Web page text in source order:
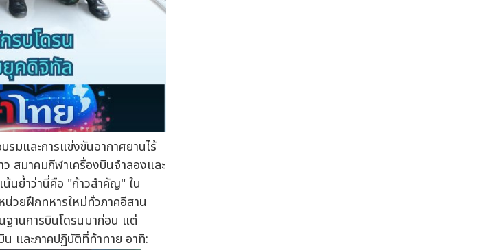
มและการแข่งขันอากาศยานไร้
สมาคมกีฬาเครื่องบินจำลองและ
นย้ำว่านี่คือ "ก้าวสำคัญ" ใน
น่วยฝึกทหารใหม่ทั่วภาคอีสาน
านการบินโดรนมาก่อน แต่
และภาคปฏิบัติที่ท้าทาย อาทิ: